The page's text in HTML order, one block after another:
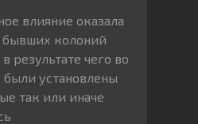
влияние оказала
бывших колоний
результате чего во
были установлены
так или иначе